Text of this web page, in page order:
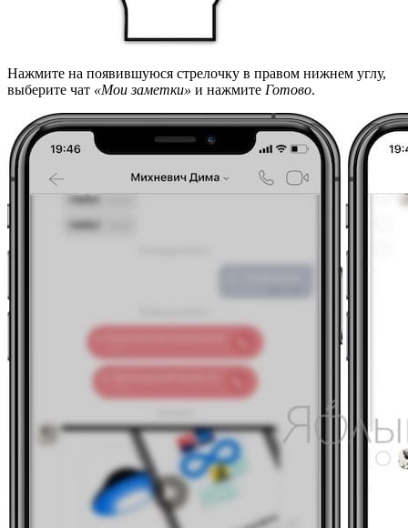
Нажмите на появившуюся стрелочку в правом нижнем углу,
выберите чат «Мои заметки» и нажмите Готово.